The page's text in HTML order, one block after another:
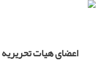
اعضای هیات تحریریه